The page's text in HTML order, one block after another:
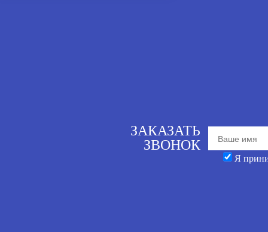
ЗАКАЗАТЬ
ЗВОНОК
Я